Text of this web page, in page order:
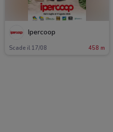
Ipercoop
Scade il 17/08 458 m